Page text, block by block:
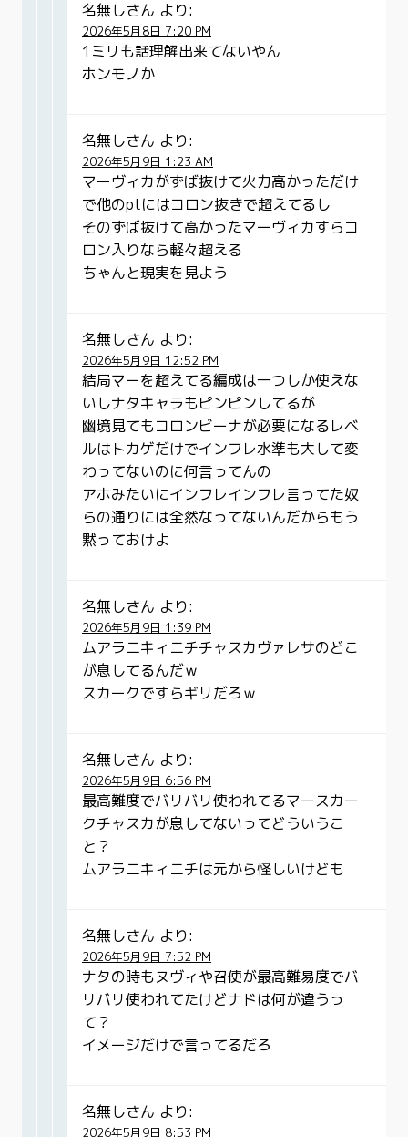
名無しさん より:
2026年5月8日 7:20 PM
1ミリも話理解出来てないやん
ホンモノか
名無しさん より:
2026年5月9日 1:23 AM
マーヴィカがずば抜けて火力高かっただけ
で他のptにはコロン抜きで超えてるし
そのずば抜けて高かったマーヴィカすらコ
ロン入りなら軽々超える
ちゃんと現実を見よう
名無しさん より:
2026年5月9日 12:52 PM
結局マーを超えてる編成は一つしか使えな
いしナタキャラもピンピンしてるが
幽境見てもコロンビーナが必要になるレベ
ルはトカゲだけでインフレ水準も大して変
わってないのに何言ってんの
アホみたいにインフレインフレ言ってた奴
らの通りには全然なってないんだからもう
黙っておけよ
名無しさん より:
2026年5月9日 1:39 PM
ムアラニキィニチチャスカヴァレサのどこ
が息してるんだｗ
スカークですらギリだろｗ
名無しさん より:
2026年5月9日 6:56 PM
最高難度でバリバリ使われてるマースカー
クチャスカが息してないってどういうこ
と？
ムアラニキィニチは元から怪しいけども
名無しさん より:
2026年5月9日 7:52 PM
ナタの時もヌヴィや召使が最高難易度でバ
リバリ使われてたけどナドは何が違うっ
て？
イメージだけで言ってるだろ
名無しさん より:
2026年5月9日 8:53 PM